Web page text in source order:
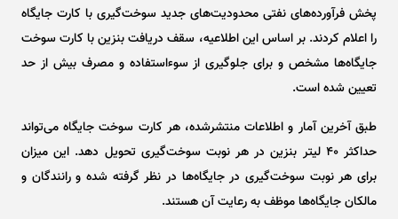
پخش فرآورده‌های نفتی محدودیت‌های جدید سوخت‌گیری با کارت جایگاه
را اعلام کردند. بر اساس این اطلاعیه، سقف دریافت بنزین با کارت سوخت
جایگاه‌ها مشخص و برای جلوگیری از سوءاستفاده و مصرف بیش از حد
تعیین شده است.
طبق آخرین آمار و اطلاعات منتشرشده، هر کارت سوخت جایگاه می‌تواند
حداکثر ۴۰ لیتر بنزین در هر نوبت سوخت‌گیری تحویل دهد. این میزان
برای هر نوبت سوخت‌گیری در جایگاه‌ها در نظر گرفته شده و رانندگان و
مالکان جایگاه‌ها موظف به رعایت آن هستند.